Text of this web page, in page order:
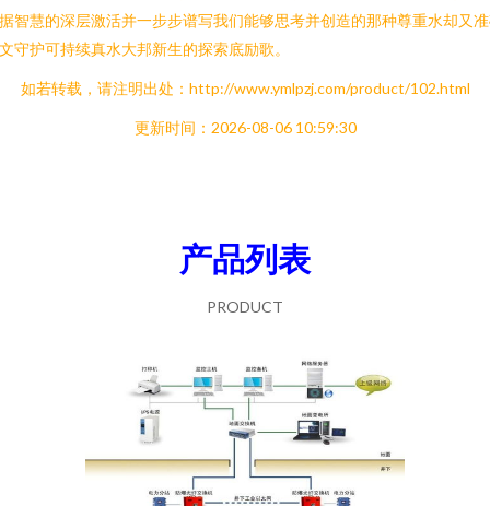
智慧的深层激活并一步步谱写我们能够思考并创造的那种尊重水却又
守护可持续真水大邦新生的探索底励歌。
如若转载，请注明出处：http://www.ymlpzj.com/product/102.html
更新时间：2026-08-06 10:59:30
产品列表
PRODUCT